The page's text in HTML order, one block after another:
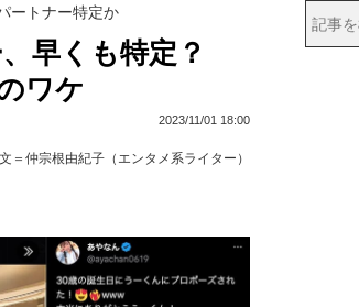
ートナー特定か
早くも特定？
ワケ
2023/11/01 18:00
文＝ 仲宗根由紀子（エンタメ系ライター）